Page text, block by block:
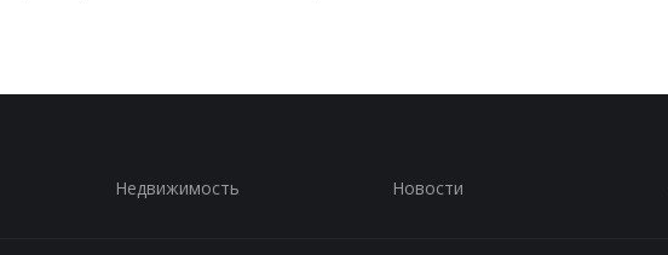
Недвижимость Новости